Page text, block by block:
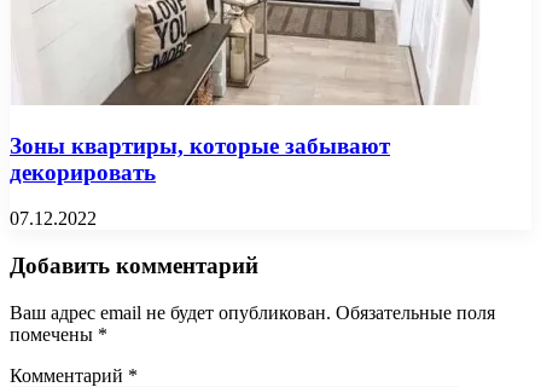
Зоны квартиры, которые забывают
декорировать
07.12.2022
Добавить комментарий
Ваш адрес email не будет опубликован. Обязательные поля
помечены *
Комментарий *